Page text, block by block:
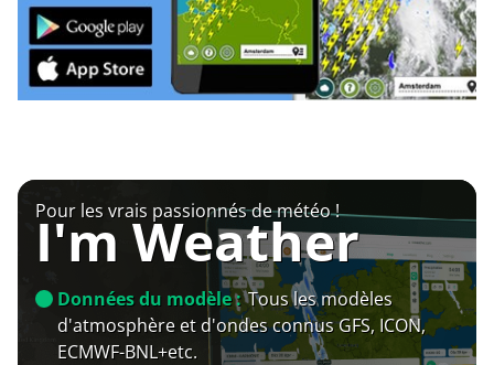
Pour les vrais passionnés de météo !
I'm Weather
Données du modèle : Tous les modèles
d'atmosphère et d'ondes connus GFS, ICON,
ECMWF-BNL+etc.